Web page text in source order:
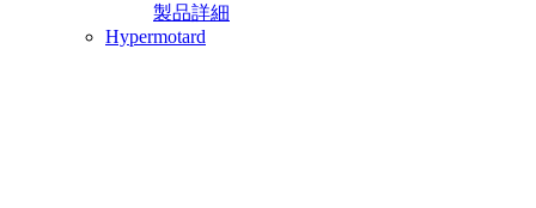
製品詳細
Hypermotard